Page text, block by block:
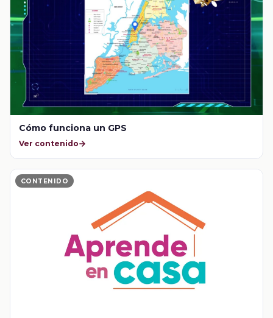
Cómo funciona un GPS
Ver contenido
CONTENIDO